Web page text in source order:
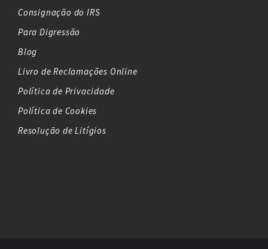
Consignação do IRS
Para Digressão
Blog
Livro de Reclamações Online
Política de Privacidade
Política de Cookies
Resolução de Litígios